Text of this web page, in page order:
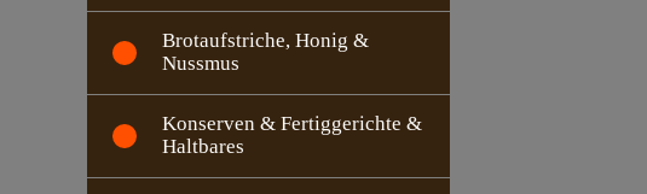
Brotaufstriche, Honig &
Nussmus
Konserven & Fertiggerichte &
Haltbares